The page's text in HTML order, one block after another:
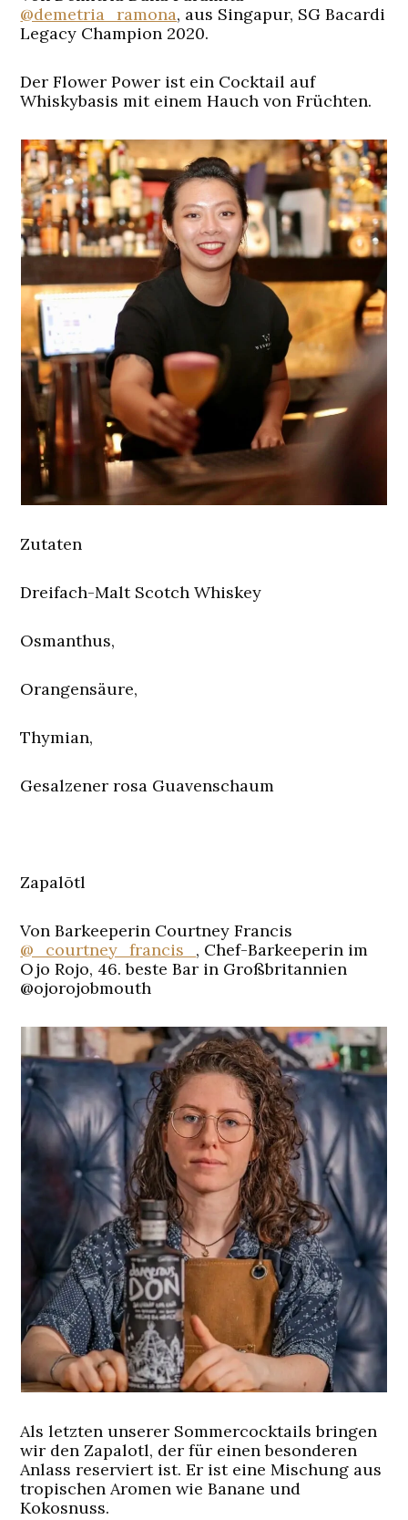
@demetria_ramona, aus Singapur, SG Bacardi
Legacy Champion 2020.
Der Flower Power ist ein Cocktail auf
Whiskybasis mit einem Hauch von Früchten.
Zutaten
Dreifach-Malt Scotch Whiskey
Osmanthus,
Orangensäure,
Thymian,
Gesalzener rosa Guavenschaum
Zapalōtl
Von Barkeeperin Courtney Francis
@_courtney_francis_ , Chef-Barkeeperin im
Ojo Rojo, 46. beste Bar in Großbritannien
@ojorojobmouth
Als letzten unserer Sommercocktails bringen
wir den Zapalotl, der für einen besonderen
Anlass reserviert ist. Er ist eine Mischung aus
tropischen Aromen wie Banane und
Kokosnuss.